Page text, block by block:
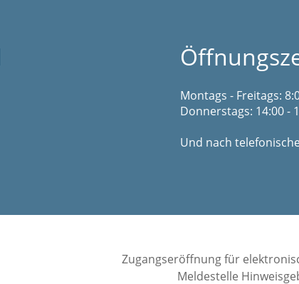
Montags - Freitags:
Donnerstags: 14:00 -
Und nach
Zugangseröffnung für
Meldestelle